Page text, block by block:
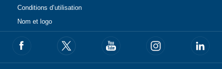
Conditions d’utilisation
Nom et logo